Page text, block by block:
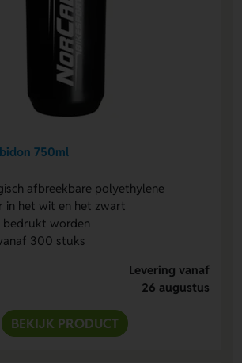
750ml
afbreekbare polyethylene
in het wit en het zwart
bedrukt worden
300 stuks
Levering vanaf
26 augustus
BEKIJK PRODUCT